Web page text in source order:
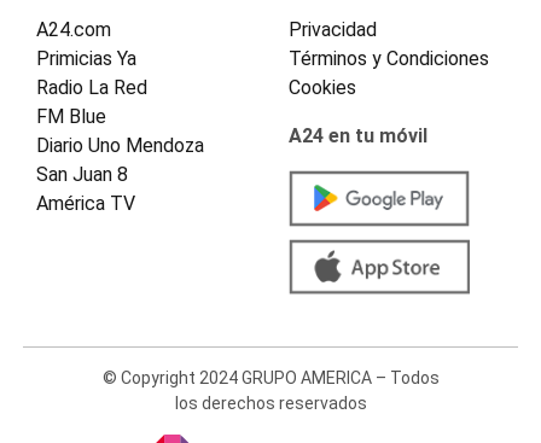
A24.com
Primicias Ya
Radio La Red
FM Blue
Diario Uno Mendoza
San Juan 8
América TV
Privacidad
Términos y Condiciones
Cookies
A24 en tu móvil
© Copyright 2024 GRUPO AMERICA – Todos
los derechos reservados